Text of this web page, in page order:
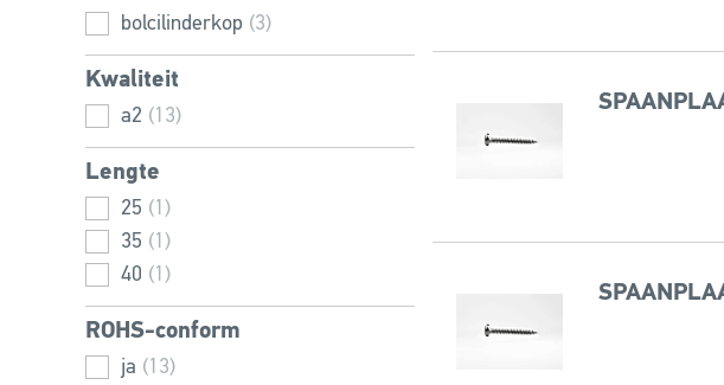
bolcilinderkop (3)
Kwaliteit
a2 (13)
Lengte
25 (1)
35 (1)
40 (1)
ROHS-conform
ja (13)